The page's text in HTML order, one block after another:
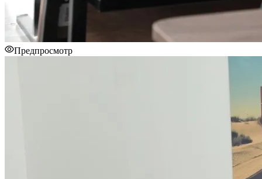
Предпросмотр